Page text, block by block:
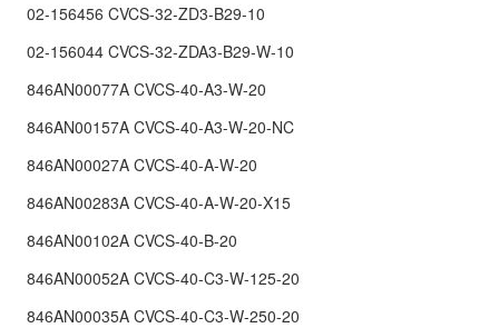
02-156456 CVCS-32-ZD3-B29-10
02-156044 CVCS-32-ZDA3-B29-W-10
846AN00077A CVCS-40-A3-W-20
846AN00157A CVCS-40-A3-W-20-NC
846AN00027A CVCS-40-A-W-20
846AN00283A CVCS-40-A-W-20-X15
846AN00102A CVCS-40-B-20
846AN00052A CVCS-40-C3-W-125-20
846AN00035A CVCS-40-C3-W-250-20